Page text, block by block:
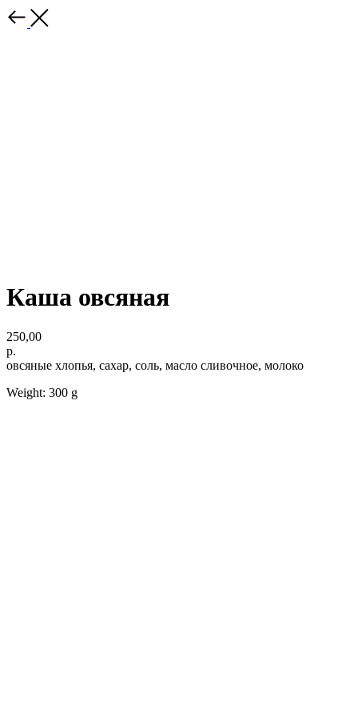
Каша овсяная
250,00
р.
овсяные хлопья, сахар, соль, масло сливочное, молоко
Weight: 300 g